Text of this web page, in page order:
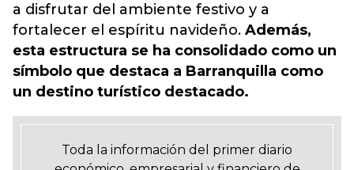
a disfrutar del ambiente festivo y a
fortalecer el espíritu navideño. Además,
esta estructura se ha consolidado como un
símbolo que destaca a Barranquilla como
un destino turístico destacado.
Toda la información del primer diario